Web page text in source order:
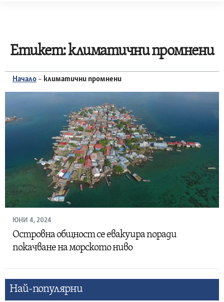
Етикет:климатични промнени
Начало – климатични промнени
ЮНИ 4, 2024
Островна общност се евакуира поради
покачване на морското ниво
Най-популярни